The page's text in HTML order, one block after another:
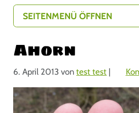
Ahorn
6. April 2013 vontest test |
SEITENMENÜ ÖFFNEN